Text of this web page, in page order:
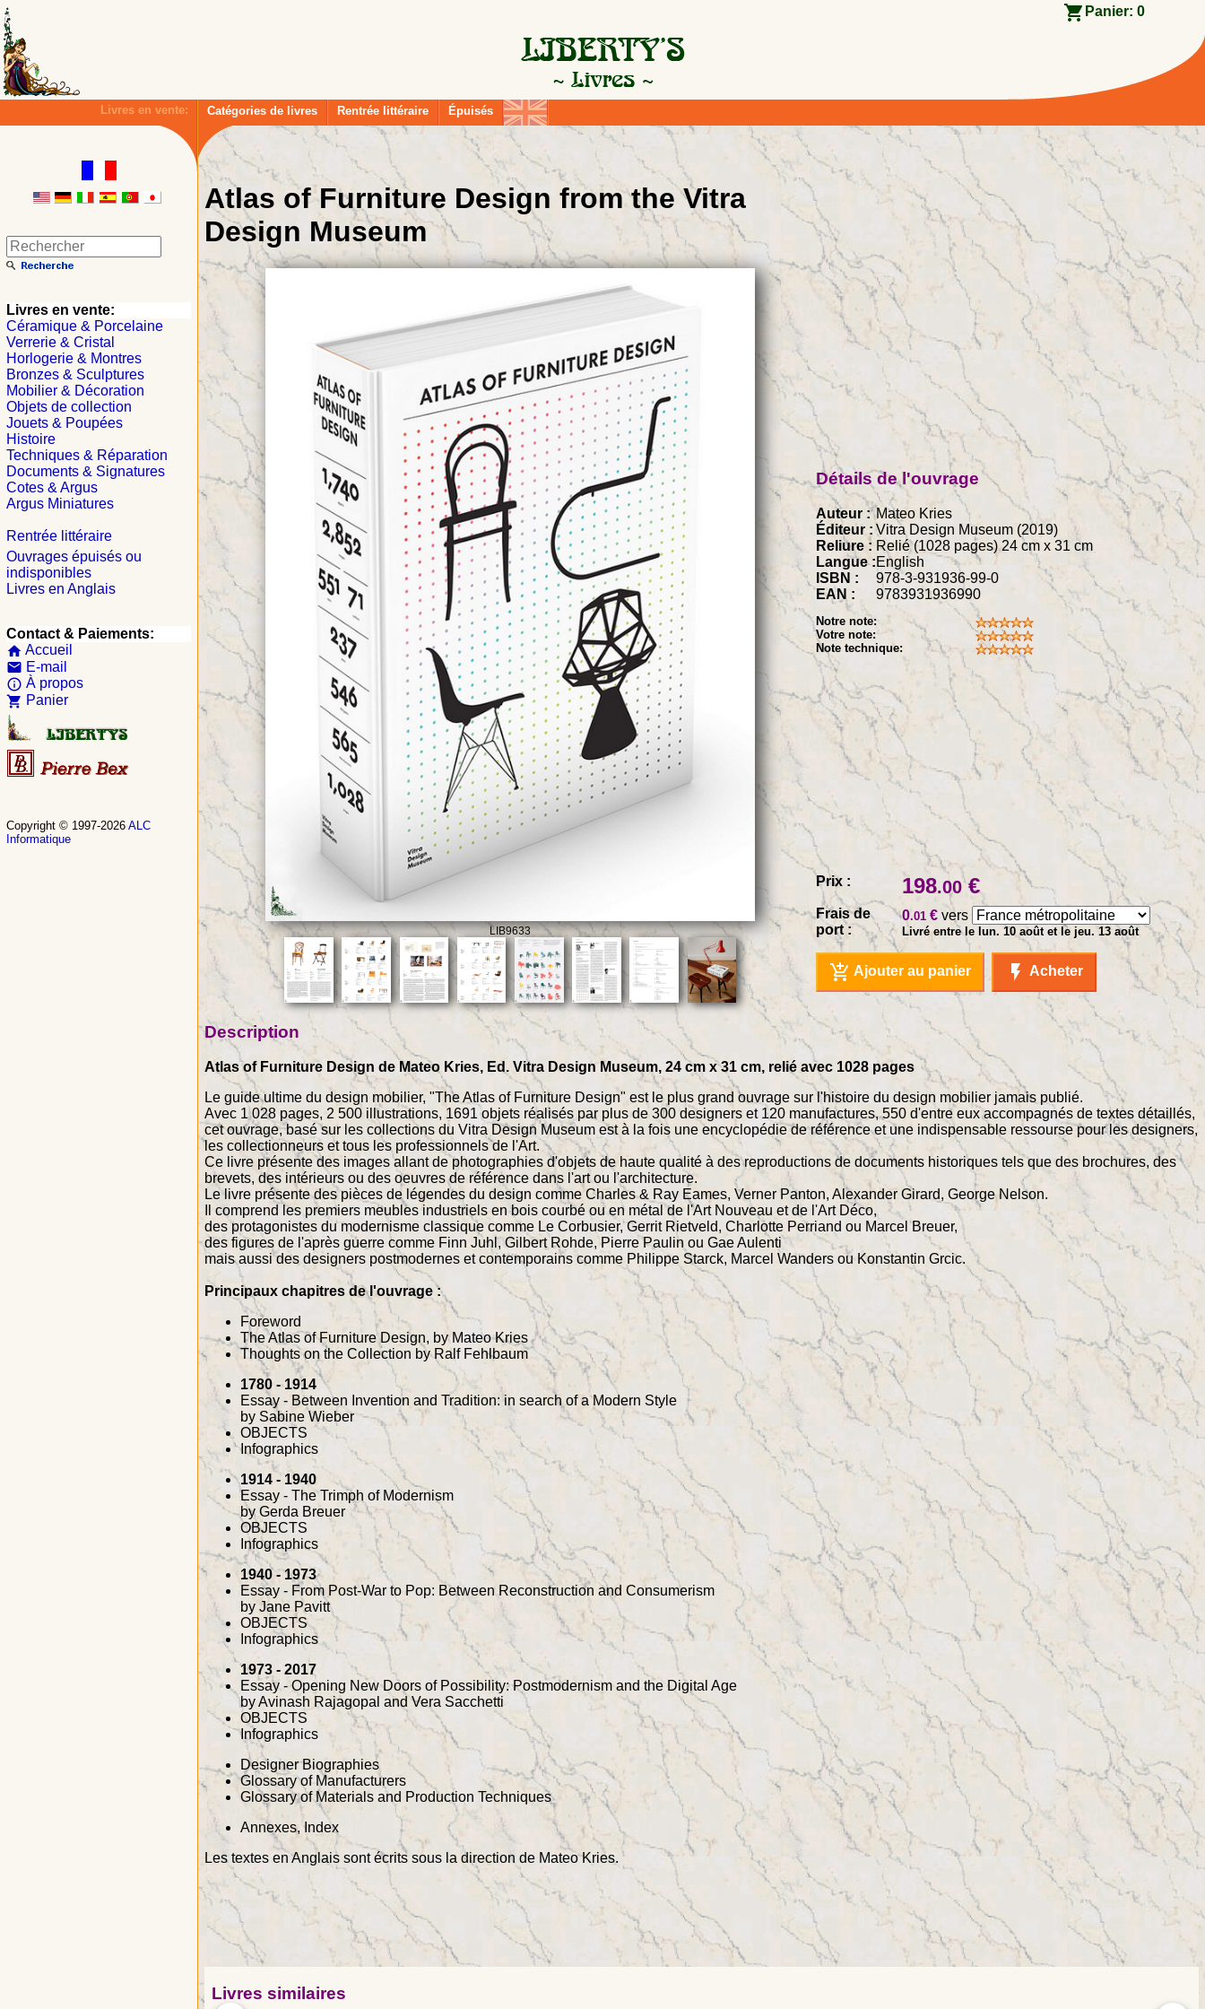
Panier: 0
Livres en vente: Catégories de livres Rentrée littéraire Épuisés
Atlas of Furniture Design from the Vitra
Design Museum
LIB9633
Prix : 198.00€
Frais de
port :
0.01 € vers
Livré entre le lun. 10 août et le jeu. 13 août
add_shopping_cart Ajouter au panier flash_on Acheter
Détails de l'ouvrage
Auteur : Mateo Kries
Éditeur : Vitra Design Museum (2019)
Reliure : Relié (1028 pages) 24 cm x 31 cm
Langue :English
ISBN :
978-3-931936-99-0
EAN :
9783931936990
Notre note:
Votre note:
Note technique:
Description
Atlas of Furniture Design de Mateo Kries, Ed. Vitra Design Museum, 24 cm x 31 cm, relié avec 1028 pages
Le guide ultime du design mobilier, "The Atlas of Furniture Design" est le plus grand ouvrage sur l'histoire du design mobilier jamais publié.
Avec 1 028 pages, 2 500 illustrations, 1691 objets réalisés par plus de 300 designers et 120 manufactures, 550 d'entre eux accompagnés de textes détaillés,
cet ouvrage, basé sur les collections du Vitra Design Museum est à la fois une encyclopédie de référence et une indispensable ressourse pour les designers,
les collectionneurs et tous les professionnels de l'Art.
Ce livre présente des images allant de photographies d'objets de haute qualité à des reproductions de documents historiques tels que des brochures, des
brevets, des intérieurs ou des oeuvres de référence dans l'art ou l'architecture.
Le livre présente des pièces de légendes du design comme Charles & Ray Eames, Verner Panton, Alexander Girard, George Nelson.
Il comprend les premiers meubles industriels en bois courbé ou en métal de l'Art Nouveau et de l'Art Déco,
des protagonistes du modernisme classique comme Le Corbusier, Gerrit Rietveld, Charlotte Perriand ou Marcel Breuer,
des figures de l'après guerre comme Finn Juhl, Gilbert Rohde, Pierre Paulin ou Gae Aulenti
mais aussi des designers postmodernes et contemporains comme Philippe Starck, Marcel Wanders ou Konstantin Grcic.
Principaux chapitres de l'ouvrage :
Foreword
The Atlas of Furniture Design, by Mateo Kries
Thoughts on the Collection by Ralf Fehlbaum
1780 - 1914
Essay - Between Invention and Tradition: in search of a Modern Style
by Sabine Wieber
OBJECTS
Infographics
1914 - 1940
Essay - The Trimph of Modernism
by Gerda Breuer
OBJECTS
Infographics
1940 - 1973
Essay - From Post-War to Pop: Between Reconstruction and Consumerism
by Jane Pavitt
OBJECTS
Infographics
1973 - 2017
Essay - Opening New Doors of Possibility: Postmodernism and the Digital Age
by Avinash Rajagopal and Vera Sacchetti
OBJECTS
Infographics
Designer Biographies
Glossary of Manufacturers
Glossary of Materials and Production Techniques
Annexes, Index
Les textes en Anglais sont écrits sous la direction de Mateo Kries.
Livres similaires
Livres en vente:
Céramique & Porcelaine
Verrerie & Cristal
Horlogerie & Montres
Bronzes & Sculptures
Mobilier & Décoration
Objets de collection
Jouets & Poupées
Histoire
Techniques & Réparation
Documents & Signatures
Cotes & Argus
Argus Miniatures
Rentrée littéraire
Ouvrages épuisés ou
indisponibles
Livres en Anglais
Contact & Paiements:
home Accueil
email E-mail
info_outline À propos
shopping_cart Panier
Copyright © 1997-2026 ALC
Informatique